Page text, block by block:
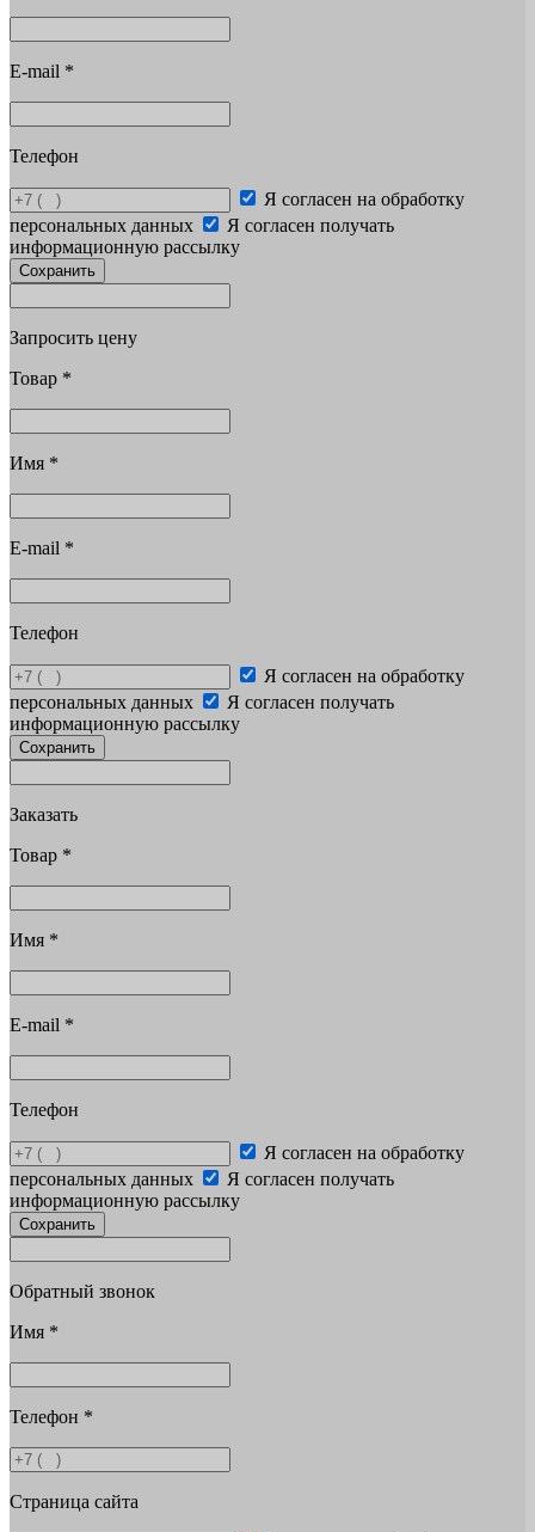
E-mail *
Телефон
Я согласен на обработку
персональных данных
Я согласен получать
информационную рассылку
Сохранить
Запросить цену
Товар *
Имя *
E-mail *
Телефон
Я согласен на обработку
персональных данных
Я согласен получать
информационную рассылку
Сохранить
Заказать
Товар *
Имя *
E-mail *
Телефон
Я согласен на обработку
персональных данных
Я согласен получать
информационную рассылку
Сохранить
Обратный звонок
Имя *
Телефон *
Страница сайта